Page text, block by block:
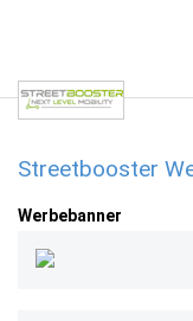
Streetbooster
Werbebanner